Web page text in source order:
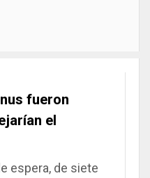
fueron
el
espera, de siete